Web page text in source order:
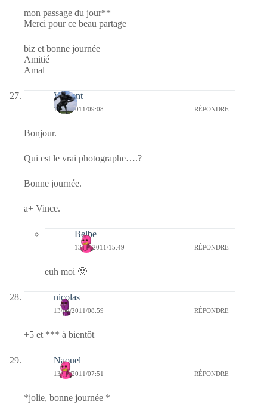
mon passage du jour**
Merci pour ce beau partage
biz et bonne journée
Amitié
Amal
Vincent
13/04/2011/09:08 RÉPONDRE
Bonjour.
Qui est le vrai photographe….?
Bonne journée.
a+ Vince.
Belbe
13/04/2011/15:49 RÉPONDRE
euh moi 🙂
nicolas
13/04/2011/08:59 RÉPONDRE
+5 et *** à bientôt
Naouel
13/04/2011/07:51 RÉPONDRE
*jolie, bonne journée *